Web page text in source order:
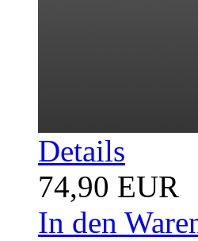
Details
74,90 EUR
In den